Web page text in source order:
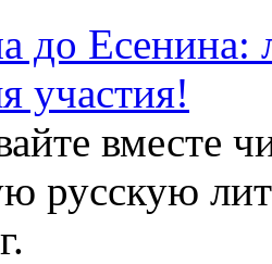
до Есенина:
участия!
вместе
русскую